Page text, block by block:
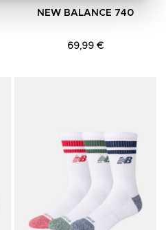
NEW BALANCE 740
69,99 €